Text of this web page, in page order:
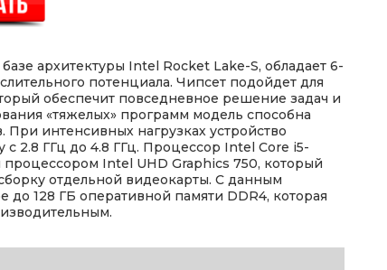
архитектуры Intel Rocket Lake-S, обладает 6-
потенциала. Чипсет подойдет для
обеспечит повседневное решение задач и
«тяжелых» программ модель способна
При интенсивных нагрузках устройство
с 2.8 ГГц до 4.8 ГГц. Процессор Intel Core i5-
Intel UHD Graphics 750, который
отдельной видеокарты. С данным
128 ГБ оперативной памяти DDR4, которая